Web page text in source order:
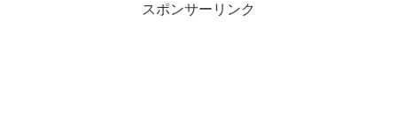
スポンサーリンク